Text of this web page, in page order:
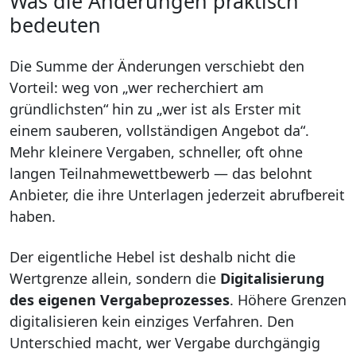
bedeuten
Die Summe der Änderungen verschiebt den
Vorteil: weg von „wer recherchiert am
gründlichsten“ hin zu „wer ist als Erster mit
einem sauberen, vollständigen Angebot da“.
Mehr kleinere Vergaben, schneller, oft ohne
langen Teilnahmewettbewerb — das belohnt
Anbieter, die ihre Unterlagen jederzeit abrufbereit
haben.
Der eigentliche Hebel ist deshalb nicht die
Wertgrenze allein, sondern die Digitalisierung
des eigenen Vergabeprozesses. Höhere Grenzen
digitalisieren kein einziges Verfahren. Den
Unterschied macht, wer Vergabe durchgängig